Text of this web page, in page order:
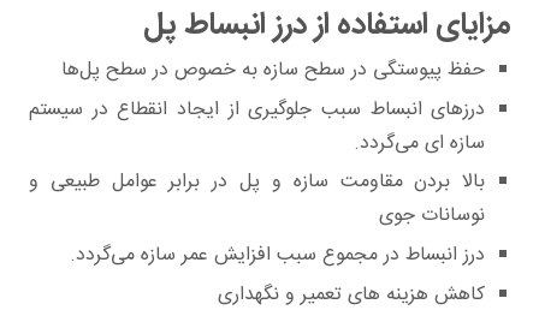
مزایای استفاده از درز انبساط پل
حفظ پیوستگی در سطح سازه به ‌خصوص در سطح پل‌ها
درزهای انبساط سبب جلوگیری از ایجاد انقطاع در سیستم
سازه ای می‌گردد.
بالا بردن مقاومت سازه و پل در برابر عوامل طبیعی و
نوسانات جوی
درز انبساط در مجموع سبب افزایش عمر سازه می‌گردد.
کاهش هزینه های تعمیر و نگهداری